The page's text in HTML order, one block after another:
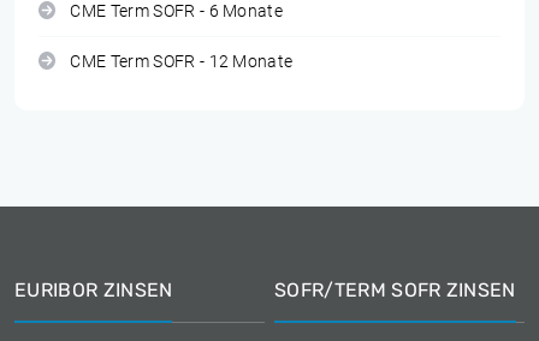
CME Term SOFR - 6 Monate
CME Term SOFR - 12 Monate
EURIBOR ZINSEN SOFR/TERM SOFR ZINSEN